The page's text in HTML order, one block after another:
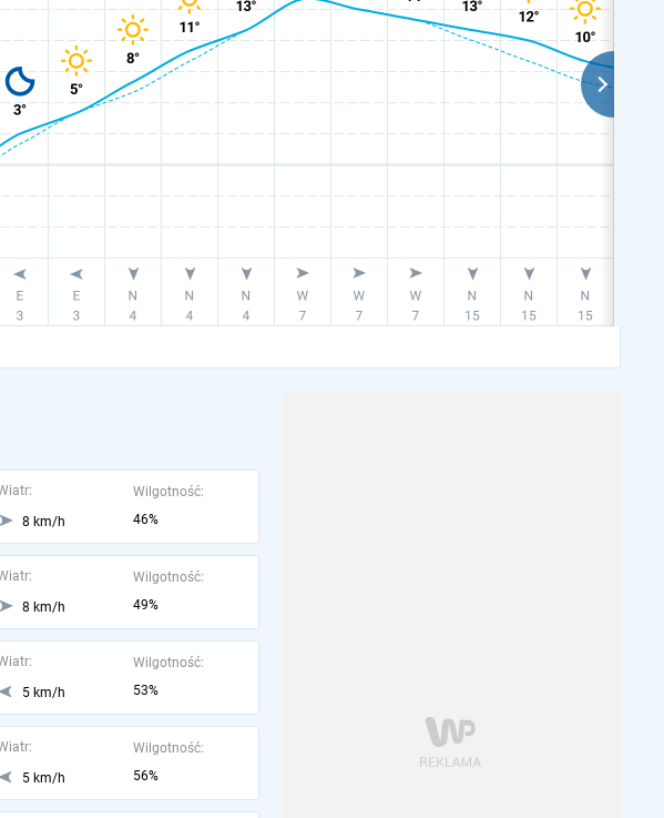
8 km/h
Wilgotność:
46%
8 km/h
Wilgotność:
49%
5 km/h
Wilgotność:
53%
5 km/h
Wilgotność:
56%